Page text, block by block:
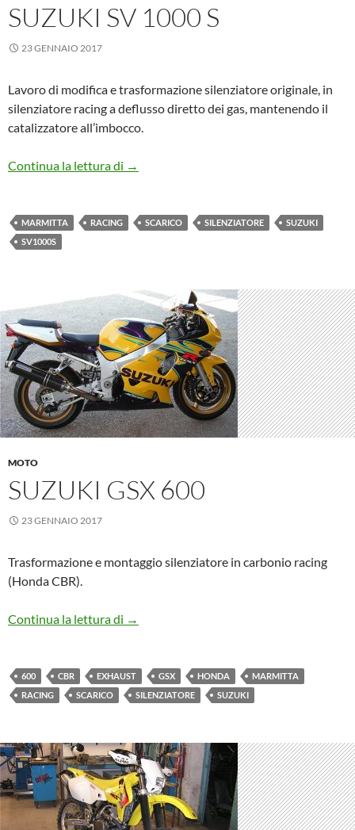
SUZUKI SV 1000 S
23 GENNAIO 2017
Lavoro di modifica e trasformazione silenziatore originale, in
silenziatore racing a deflusso diretto dei gas, mantenendo il
catalizzatore all’imbocco.
Continua la lettura di Suzuki SV 1000 S
→
MARMITTA RACING SCARICO SILENZIATORE
SUZUKI
SV1000S
MOTO
SUZUKI GSX 600
23 GENNAIO 2017
Trasformazione e montaggio silenziatore in carbonio racing
(Honda CBR).
Continua la lettura di Suzuki GSX 600
→
600 CBR EXHAUST GSX HONDA
MARMITTA
RACING
SCARICO SILENZIATORE SUZUKI